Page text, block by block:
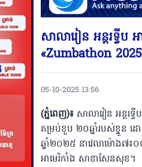
សាលារៀន អន្តរទ្វីប
«Zumbathon
05-10-2025 13:56
(ភ្នំពេញ)៖ សាលារៀន អន្តរ
គម្រប់ខួប ២០ឆ្នាំរបស់ខ្លួន ដ
ឆ្នាំ២០២៥ នាវេលាម៉ោង៧
អាមេរិកាំង សាខាសែនសុខ។